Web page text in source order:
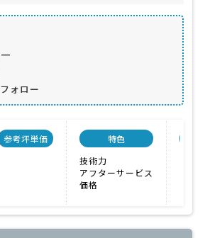
ォロー
参考坪単価
特色
技術力
アフターサービス
価格